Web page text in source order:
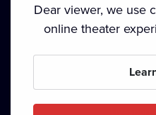
Terms & Conditions •
Dear viewer, we use
online theater